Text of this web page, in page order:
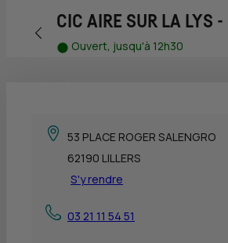
Retour vers la page précédente
CIC AIRE SUR LA LYS -
Ouvert, jusqu'à 12h30
53 PLACE ROGER SALENGRO
62190 LILLERS
S'y rendre
03 21 11 54 51